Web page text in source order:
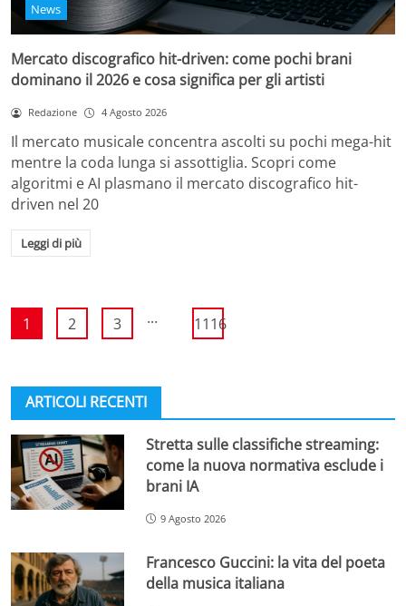
News
Mercato discografico hit-driven: come pochi brani
dominano il 2026 e cosa significa per gli artisti
Redazione 4 Agosto 2026
Il mercato musicale concentra ascolti su pochi mega-hit
mentre la coda lunga si assottiglia. Scopri come
algoritmi e AI plasmano il mercato discografico hit-
driven nel 20
Leggi di più
1 2 3 ... 1116
ARTICOLI RECENTI
Stretta sulle classifiche streaming:
come la nuova normativa esclude i
brani IA
9 Agosto 2026
Francesco Guccini: la vita del poeta
della musica italiana